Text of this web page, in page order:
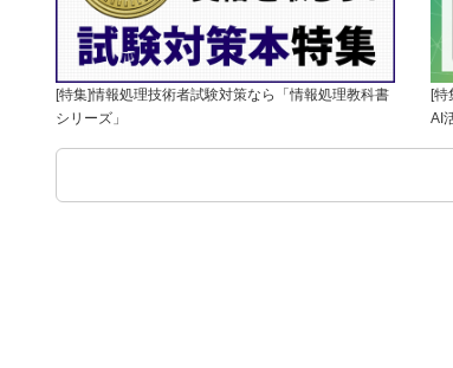
[特集]情報処理技術者試験対策なら「情報処理教科書
シリーズ」
[
AI